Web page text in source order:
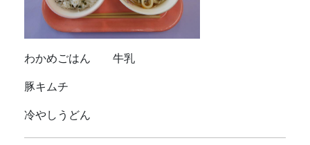
わかめごはん 牛乳
豚キムチ
冷やしうどん